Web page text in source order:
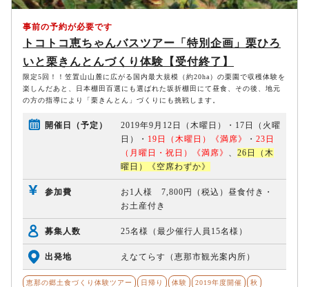
事前の予約が必要です
トコトコ恵ちゃんバスツアー「特別企画」栗ひろ
いと栗きんとんづくり体験【受付終了】
限定5回！！笠置山山麓に広がる国内最大規模（約20ha）の栗園で収穫体験を
楽しんだあと、日本棚田百選にも選ばれた坂折棚田にて昼食、その後、地元
の方の指導により「栗きんとん」づくりにも挑戦します。
開催日（予定）
2019年9月12日（木曜日）・17日（火曜
日）・ 19日（木曜日）《満席》 ・ 23日
（月曜日・祝日）《満席》 、 26日（木
曜日）《空席わずか》
参加費
お1人様 7,800円（税込）昼食付き・
お土産付き
募集人数 25名様（最少催行人員15名様）
出発地 えなてらす（恵那市観光案内所）
恵那の郷土食づくり体験ツアー 日帰り 体験 2019年度開催 秋